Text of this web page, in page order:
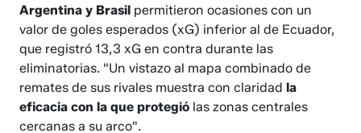
Argentina y Brasil permitieron ocasiones con un
valor de goles esperados (xG) inferior al de Ecuador,
que registró 13,3 xG en contra durante las
eliminatorias. "Un vistazo al mapa combinado de
remates de sus rivales muestra con claridadla
eficacia con la que protegió las zonas centrales
cercanas a su arco".